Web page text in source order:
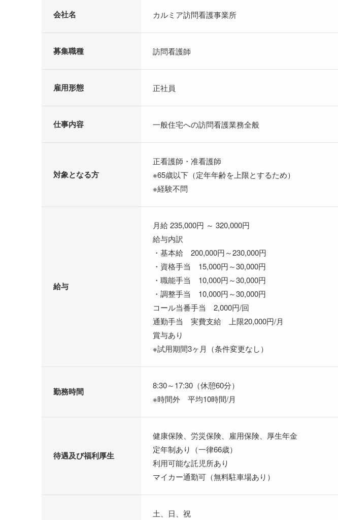
会社名 カルミア訪問看護事業所
募集職種 訪問看護師
雇用形態 正社員
仕事内容 一般住宅への訪問看護業務全般
対象となる方
正看護師・准看護師
※65歳以下（定年年齢を上限とするため）
※経験不問
給与
月給 235,000円 ～ 320,000円
給与内訳
・基本給 200,000円～230,000円
・資格手当 15,000円～30,000円
・職能手当 10,000円～30,000円
・調整手当 10,000円～30,000円
コール当番手当 2,000円/回
通勤手当 実費支給 上限20,000円/月
賞与あり
※試用期間3ヶ月（条件変更なし）
勤務時間
8:30～17:30（休憩60分）
※時間外 平均10時間/月
待遇及び福利厚生
健康保険、労災保険、雇用保険、厚生年金
定年制あり（一律66歳）
利用可能な託児所あり
マイカー通勤可（無料駐車場あり）
土、日、祝